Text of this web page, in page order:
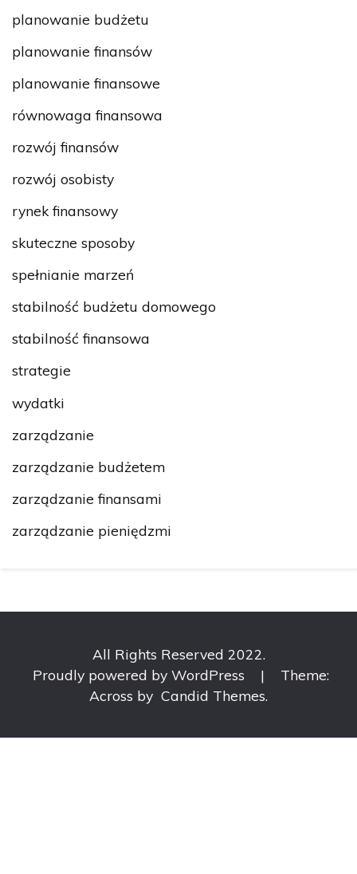
planowanie budżetu
planowanie finansów
planowanie finansowe
równowaga finansowa
rozwój finansów
rozwój osobisty
rynek finansowy
skuteczne sposoby
spełnianie marzeń
stabilność budżetu domowego
stabilność finansowa
strategie
wydatki
zarządzanie
zarządzanie budżetem
zarządzanie finansami
zarządzanie pieniędzmi
All Rights Reserved 2022.
Proudly powered by WordPress
|
Theme:
Across by Candid Themes.